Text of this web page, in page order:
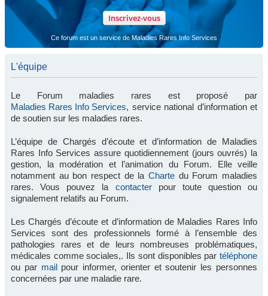
Inscrivez-vous
Ce forum est un service de Maladies Rares Info Services
L'équipe
Le Forum maladies rares est proposé par
Maladies Rares Info Services, service national d’information et
de soutien sur les maladies rares.
L’équipe de Chargés d’écoute et d’information de Maladies
Rares Info Services assure quotidiennement (jours ouvrés) la
gestion, la modération et l’animation du Forum. Elle veille
notamment au bon respect de la Charte du Forum maladies
rares. Vous pouvez la contacterpour toute question ou
signalement relatifs au Forum.
Les Chargés d’écoute et d’information de Maladies Rares Info
Services sont des professionnels formé à l’ensemble des
pathologies rares et de leurs nombreuses problématiques,
médicales comme sociales,. Ils sont disponibles par téléphone
ou par mailpour informer, orienter et soutenir les personnes
concernées par une maladie rare.